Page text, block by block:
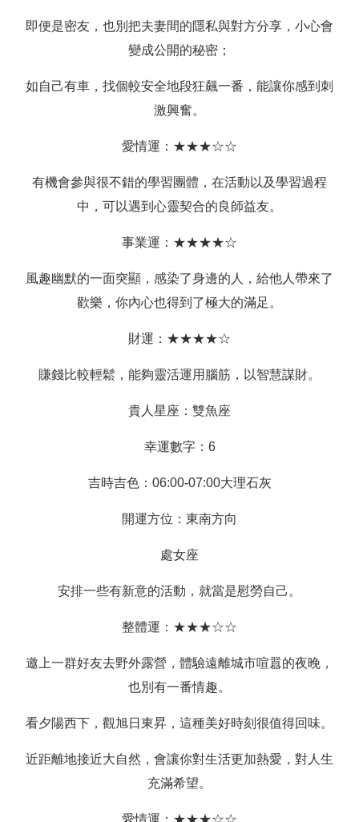
即便是密友，也別把夫妻間的隱私與對方分享，小心會
變成公開的秘密；
如自己有車，找個較安全地段狂飆一番，能讓你感到刺
激興奮。
愛情運：★★★☆☆
有機會參與很不錯的學習團體，在活動以及學習過程
中，可以遇到心靈契合的良師益友。
事業運：★★★★☆
風趣幽默的一面突顯，感染了身邊的人，給他人帶來了
歡樂，你內心也得到了極大的滿足。
財運：★★★★☆
賺錢比較輕鬆，能夠靈活運用腦筋，以智慧謀財。
貴人星座：雙魚座
幸運數字：6
吉時吉色：06:00-07:00大理石灰
開運方位：東南方向
處女座
安排一些有新意的活動，就當是慰勞自己。
整體運：★★★☆☆
邀上一群好友去野外露營，體驗遠離城市喧囂的夜晚，
也別有一番情趣。
看夕陽西下，觀旭日東昇，這種美好時刻很值得回味。
近距離地接近大自然，會讓你對生活更加熱愛，對人生
充滿希望。
愛情運：★★★☆☆